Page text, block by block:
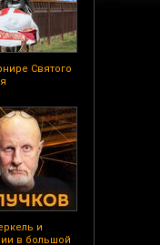
Святого
и
в большой